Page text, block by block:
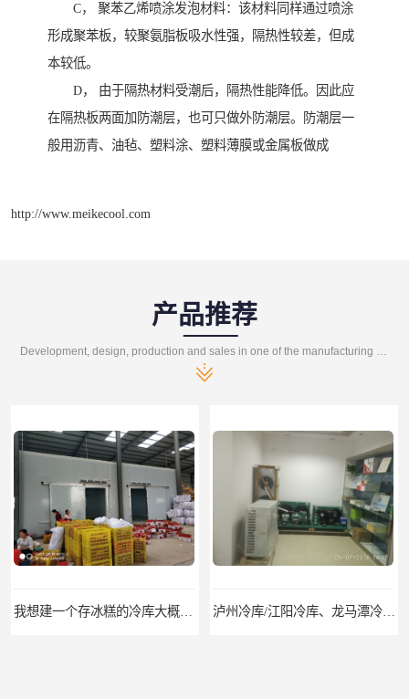
C， 聚苯乙烯喷涂发泡材料：该材料同样通过喷涂
形成聚苯板，较聚氨脂板吸水性强，隔热性较差，但成
本较低。
D， 由于隔热材料受潮后，隔热性能降低。因此应
在隔热板两面加防潮层，也可只做外防潮层。防潮层一
般用沥青、油毡、塑料涂、塑料薄膜或金属板做成
http://www.meikecool.com
产品推荐
我想建一个存冰糕的冷库大概10平方米 需要价格 泸州冷库/江阳冷库、龙马潭冷库、纳溪冷库、泸县冷库、合江冷库、叙永冷库、古蔺冷库